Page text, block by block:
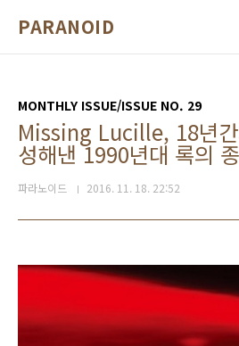
PARANOID
MONTHLY ISSUE/ISSUE NO. 29
Missing Lucille, 18년
성해낸 1990년대 록의
파라노이드 2016. 11. 18. 22:52